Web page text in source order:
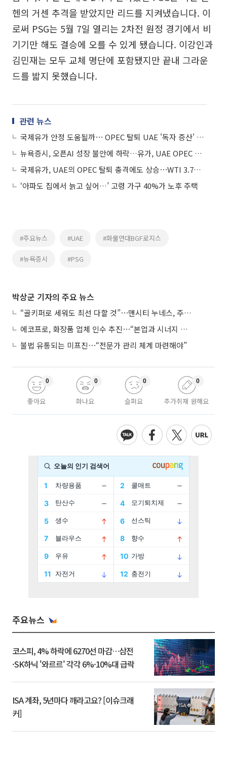
헨의 거센 추격을 받았지만 리드를 지켜냈습니다. 이
로써 PSG는 5월 7일 열리는 2차전 원정 경기에서 비
기기만 해도 결승에 오를 수 있게 됐습니다. 이강인과
김민재는 모두 교체 명단에 포함됐지만 끝내 그라운
드를 밟지 못했습니다.
관련 뉴스
국제유가 안정 도움될까⋯ OPEC 탈퇴 UAE '독자 증산' 추진
뉴욕증시, 오픈AI 성장 불안에 하락…유가, UAE OPEC 탈퇴에도 급등
국제유가, UAE의 OPEC 탈퇴 충격에도 상승⋯WTI 3.7%↑
‘아파도 집에서 늙고 싶어…’ 고령 가구 40%가 노후 주택
#주요뉴스 #UAE #화물연대BGF로지스
#뉴욕증시 #PSG
박상군 기자의 주요 뉴스
“골키퍼로 세워도 최선 다할 것”⋯맨시티 누네스, 주전 경쟁 각오
에코프로, 화장품 업체 인수 추진⋯“본업과 시너지 부족”
불법 유통되는 미프진⋯“전문가 관리 체계 마련해야”
좋아요
0
화나요
0
슬퍼요
0
추가취재 원해요
0
주요뉴스
코스피, 4% 하락에 6270선 마감…삼전
·SK하닉 '와르르' 각각 6%·10%대 급락
ISA 계좌, 5년마다 깨라고요? [이슈크래
커]